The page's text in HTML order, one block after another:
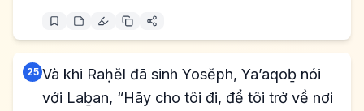
25 Và khi Raḥĕl đã sinh Yosĕph, Ya’aqoḇ nói
với Laḇan, “Hãy cho tôi đi, để tôi trở về nơi